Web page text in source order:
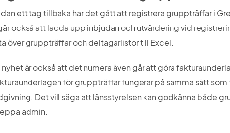
ett tag tillbaka har det gått att registrera gruppträffar i
också att ladda upp inbjudan och utvärdering vid
över gruppträffar och deltagarlistor till Excel.
nyhet är också att det numera även går att göra
för gruppträffar fungerar på samma sätt
Det vill säga att länsstyrelsen kan godkänna både
admin.